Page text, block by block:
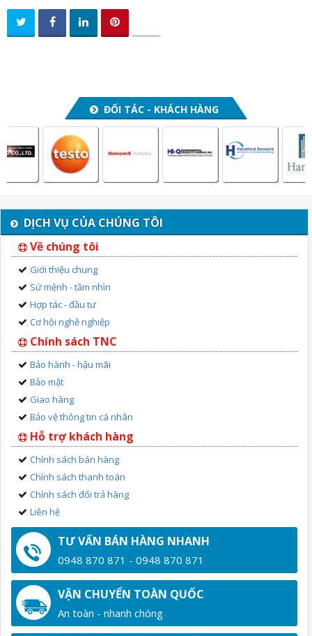
ĐỐI TÁC - KHÁCH HÀNG
DỊCH VỤ CỦA CHÚNG TÔI
Về chúng tôi
Giới thiệu chung
Sứ mệnh - tầm nhìn
Hợp tác - đầu tư
Cơ hội nghề nghiệp
Chính sách TNC
Bảo hành - hậu mãi
Bảo mật
Giao hàng
Bảo vệ thông tin cá nhân
Hỗ trợ khách hàng
Chính sách bán hàng
Chính sách thanh toán
Chính sách đổi trả hàng
Liên hệ
TƯ VẤN BÁN HÀNG NHANH
0948 870 871 - 0948 870 871
VẬN CHUYỂN TOÀN QUỐC
An toàn - nhanh chóng